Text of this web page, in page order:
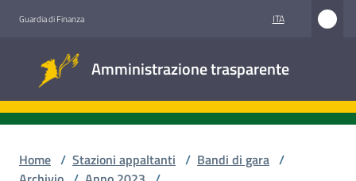
Guardia di Finanza ITA
Amministrazione trasparente
trasparente
Home / Stazioni appaltanti / Bandi di gara /